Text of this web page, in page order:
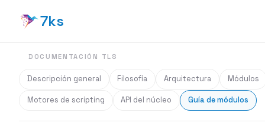
7ks
DOCUMENTACIÓN TLS
Descripción general Filosofía Arquitectura Módulos
Motores de scripting API del núcleo Guía de módulos